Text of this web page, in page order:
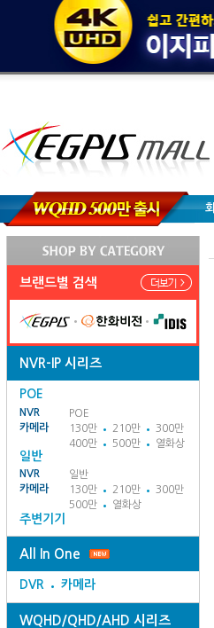
브랜드별 검색
NVR-IP 시리즈
POE
NVR
POE
카메라
130만 210만
300만
400만
500만 열화상
일반
NVR
일반
카메라
130만 210만
300만
500만
열화상
주변기기
All In One
DVR 카메라
WQHD/QHD/AHD 시리즈